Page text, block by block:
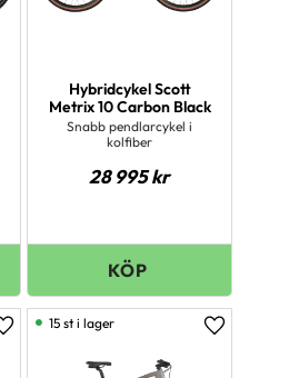
Hybridcykel Scott
Metrix 10 Carbon Black
Snabb pendlarcykel i
kolfiber
28 995kr
Lägg till i favoriter Lägg till i
15 st i lager